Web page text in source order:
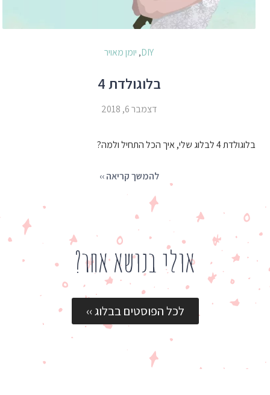
DIY
, יומן מאויר
בלוגולדת 4
דצמבר 6, 2018
בלוגולדת 4 לבלוג שלי, איך הכל התחיל ולמה?
להמשך קריאה ››
אולי בנושא אחר?
לכל הפוסטים בבלוג ››